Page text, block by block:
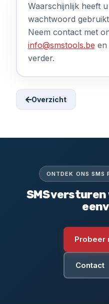
Waarschijnlijk heeft
wachtwoord
Neem contact met
info@smstools.be en
verder.
Overzicht
ONTDEK ONS SMS
SMS
Probeer
Contact